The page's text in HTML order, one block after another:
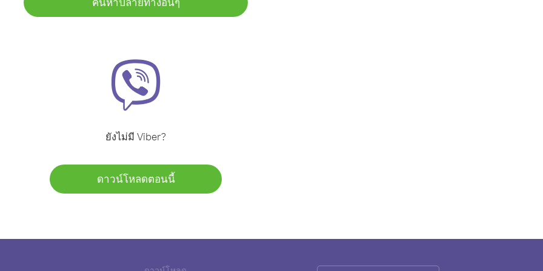
ยังไม่มี Viber?
ดาวน์โหลดตอนนี้